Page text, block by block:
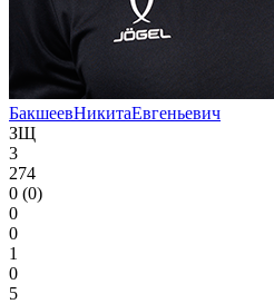
БакшеевНикитаЕвгеньевич
ЗЩ
3
274
0 (0)
0
0
1
0
5